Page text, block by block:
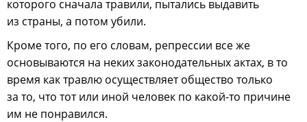
которого сначала травили, пытались выдавить
из страны, а потом убили.
Кроме того, по его словам, репрессии все же
основываются на неких законодательных актах, в то
время как травлю осуществляет общество только
за то, что тот или иной человек по какой-то причине
им не понравился.